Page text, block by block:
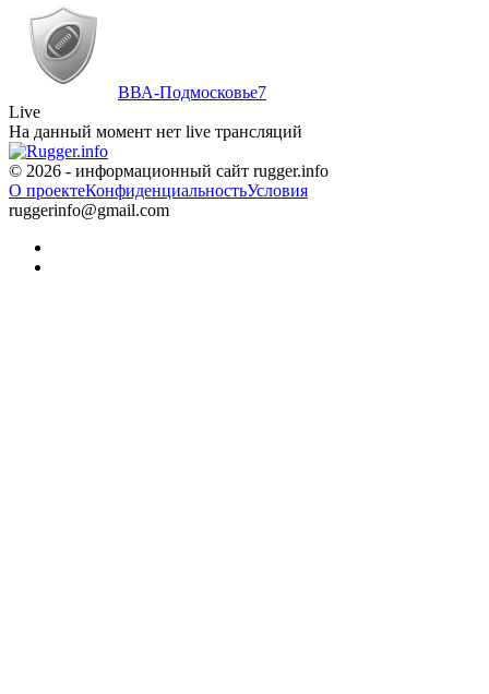
ВВА-Подмосковье7
Live
На данный момент нет live трансляций
© 2026 - информационный сайт rugger.info
О проектеКонфиденциальностьУсловия
ruggerinfo@gmail.com